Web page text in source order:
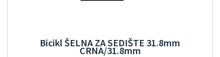
Bicikl ŠELNA ZA SEDIŠTE 31.8mm
CRNA/31.8mm